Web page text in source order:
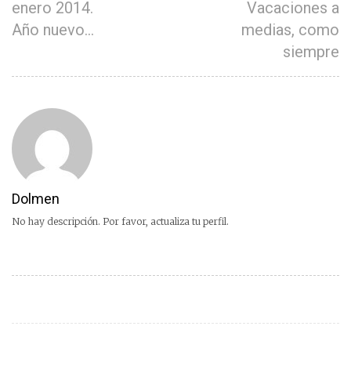
enero 2014.
Año nuevo…
Vacaciones a
medias, como
siempre
Dolmen
No hay descripción. Por favor, actualiza tu perfil.